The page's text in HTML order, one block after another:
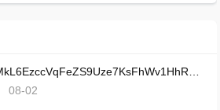
08-02